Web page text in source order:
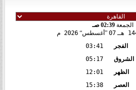
الجمعة 02:39 صـ
هـ 07 أغسطس 2026 م
الفجر
03:41
الشروق
05:17
الظهر
12:01
العصر
15:38